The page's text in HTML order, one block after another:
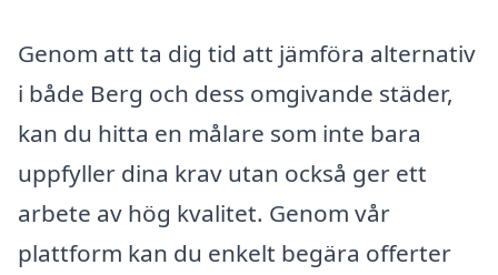
Genom att ta dig tid att jämföra alternativ
i både Berg och dess omgivande städer,
kan du hitta en målare som inte bara
uppfyller dina krav utan också ger ett
arbete av hög kvalitet. Genom vår
plattform kan du enkelt begära offerter